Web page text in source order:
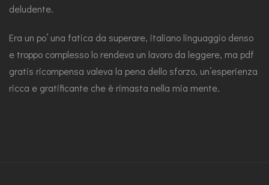
deludente.
Era un po’ una fatica da superare, italiano linguaggio denso
e troppo complesso lo rendeva un lavoro da leggere, ma pdf
gratis ricompensa valeva la pena dello sforzo, un’esperienza
ricca e gratificante che è rimasta nella mia mente.